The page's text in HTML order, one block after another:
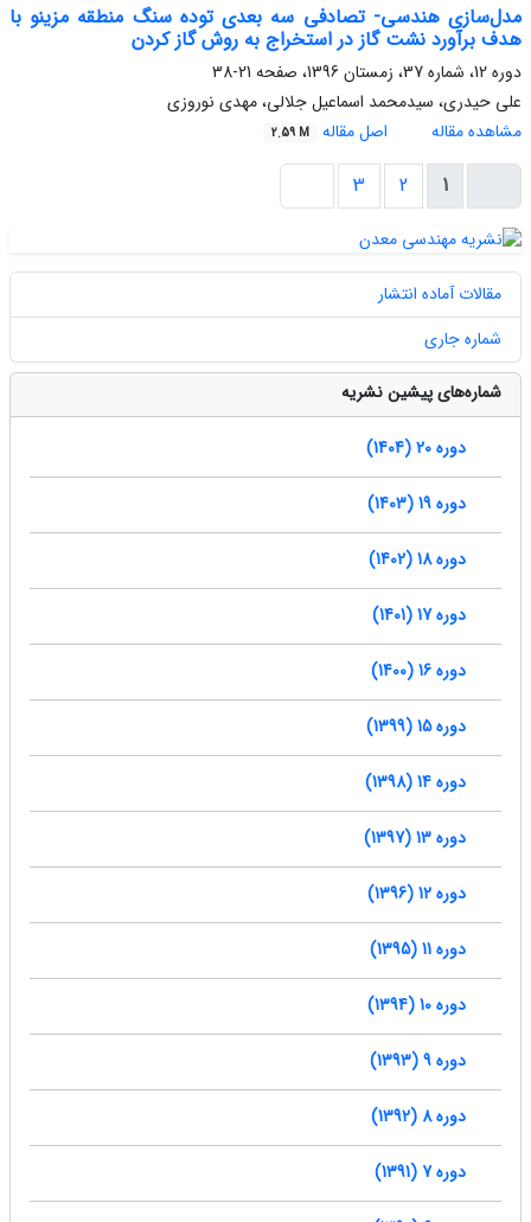
مدل‌سازی هندسی- تصادفی سه بعدی توده سنگ منطقه مزینو با
هدف برآورد نشت گاز در استخراج به روش گاز کردن
دوره 12، شماره 37، زمستان 1396، صفحه
21-38
علی حیدری، سیدمحمد اسماعیل جلالی، مهدی نوروزی
مشاهده مقاله
اصل مقاله 2.59 M
1
2
3
مقالات آماده انتشار
شماره جاری
شماره‌های پیشین نشریه
دوره 20 (1404)
دوره 19 (1403)
دوره 18 (1402)
دوره 17 (1401)
دوره 16 (1400)
دوره 15 (1399)
دوره 14 (1398)
دوره 13 (1397)
دوره 12 (1396)
دوره 11 (1395)
دوره 10 (1394)
دوره 9 (1393)
دوره 8 (1392)
دوره 7 (1391)